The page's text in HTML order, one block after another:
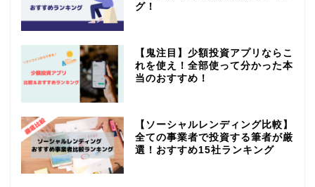
グ！
【鬼注目】少額投資アプリならこ
れを使え！全部使って分かった本
当のおすすめ！
【ソーシャルレンディング比較】
全ての事業者で投資する筆者が厳
選！おすすめ15社ランキング